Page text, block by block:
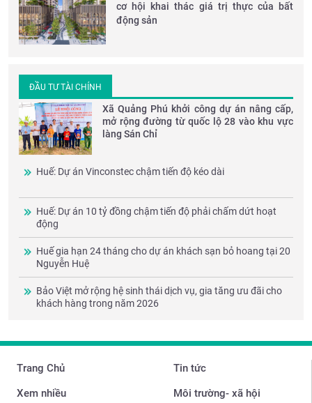
cơ hội khai thác giá trị thực của bất
động sản
ĐẦU TƯ TÀI CHÍNH
Xã Quảng Phú khởi công dự án nâng cấp,
mở rộng đường từ quốc lộ 28 vào khu vực
làng Sán Chỉ
Huế: Dự án Vinconstec chậm tiến độ kéo dài
Huế: Dự án 10 tỷ đồng chậm tiến độ phải chấm dứt hoạt
động
Huế gia hạn 24 tháng cho dự án khách sạn bỏ hoang tại 20
Nguyễn Huệ
Bảo Việt mở rộng hệ sinh thái dịch vụ, gia tăng ưu đãi cho
khách hàng trong năm 2026
Trang Chủ
Xem nhiều
Tin tức
Môi trường- xã hội